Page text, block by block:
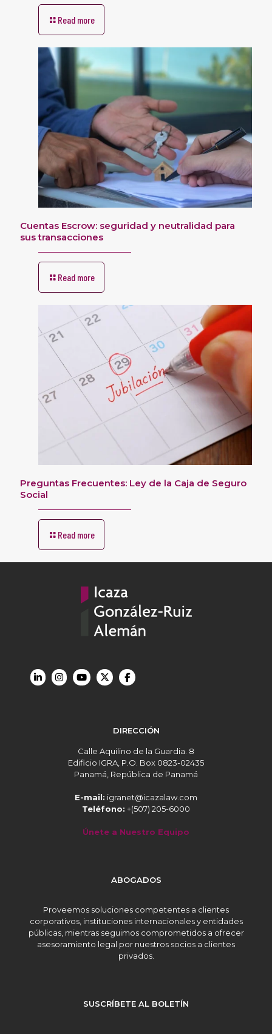
Read more
Cuentas Escrow: seguridad y neutralidad para
sus transacciones
Read more
Preguntas Frecuentes: Ley de la Caja de Seguro
Social
Read more
DIRECCIÓN
Calle Aquilino de la Guardia. 8
Edificio IGRA, P.O. Box 0823-02435
Panamá, República de Panamá
E-mail: igranet@icazalaw.com
Teléfono: +(507) 205-6000
Únete a Nuestro Equipo
ABOGADOS
Proveemos soluciones competentes a clientes
corporativos, instituciones internacionales y entidades
públicas, mientras seguimos comprometidos a ofrecer
asesoramiento legal por nuestros socios a clientes
privados.
SUSCRÍBETE AL BOLETÍN